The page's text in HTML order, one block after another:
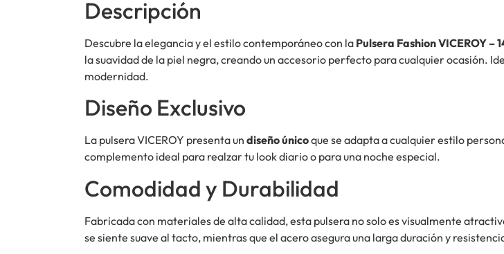
Descripción
Descubre la elegancia y el estilo contemporáneo con la Pulsera Fashion VICEROY –
la suavidad de la piel negra, creando un accesorio perfecto para cualquier ocasión.
modernidad.
Diseño Exclusivo
La pulsera VICEROY presenta un diseño únicoque se adapta a cualquier estilo
complemento ideal para realzar tu look diario o para una noche especial.
Comodidad y Durabilidad
Fabricada con materiales de alta calidad, esta pulsera no solo es visualmente
se siente suave al tacto, mientras que el acero asegura una larga duración y